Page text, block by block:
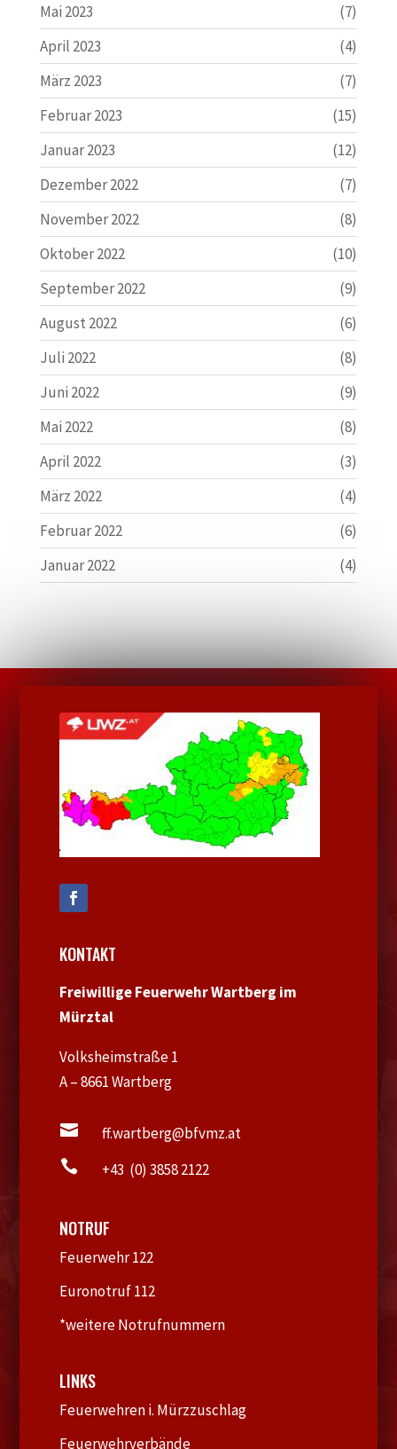
Mai 2023
(7)
April 2023
(4)
März 2023
(7)
Februar 2023
(15)
Januar 2023
(12)
Dezember 2022
(7)
November 2022
(8)
Oktober 2022
(10)
September 2022
(9)
August 2022
(6)
Juli 2022
(8)
Juni 2022
(9)
Mai 2022
(8)
April 2022
(3)
März 2022
(4)
Februar 2022
(6)
Januar 2022
(4)
KONTAKT
Freiwillige Feuerwehr Wartberg im
Mürztal
Volksheimstraße 1
A – 8661 Wartberg
 ff.wartberg@bfvmz.at
 +43 (0) 3858 2122
NOTRUF
Feuerwehr 122
Euronotruf 112
*weitere Notrufnummern
LINKS
Feuerwehren i. Mürzzuschlag
Feuerwehrverbände